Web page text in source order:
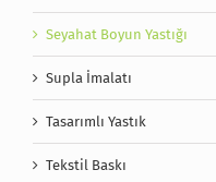
Seyahat Boyun Yastığı
Supla İmalatı
Tasarımlı Yastık
Tekstil Baskı